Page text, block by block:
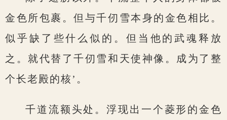
金色所包裹。但与千仞雪本身的金色相比。
似乎缺了些什么似的。但当他的武魂释放
之。就代替了千仞雪和天使神像。成为了整
个长老殿的核’。
千道流额头处。浮现出一个菱形的金色